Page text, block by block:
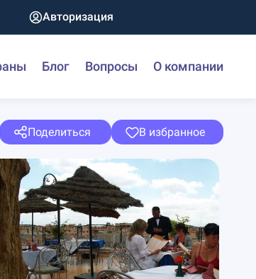
Авторизация
Блог Вопросы О компании
Поделиться В избранное